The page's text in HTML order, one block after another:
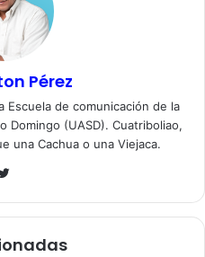
Pérez
Escuela de comunicación de la
Domingo (UASD). Cuatriboliao,
una Cachua o una Viejaca.
Twitter